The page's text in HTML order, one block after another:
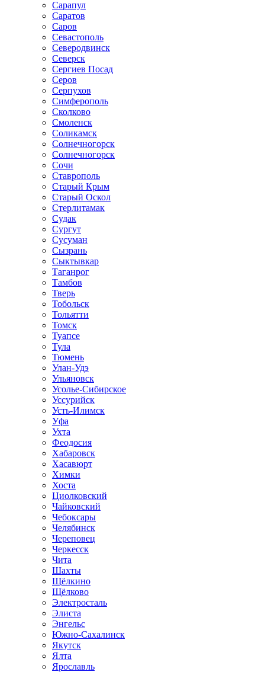
Сарапул
Саратов
Саров
Севастополь
Северодвинск
Северск
Сергиев Посад
Серов
Серпухов
Симферополь
Сколково
Смоленск
Соликамск
Солнечногорск
Солнечногорск
Сочи
Ставрополь
Старый Крым
Старый Оскол
Стерлитамак
Судак
Сургут
Сусуман
Сызрань
Сыктывкар
Таганрог
Тамбов
Тверь
Тобольск
Тольятти
Томск
Туапсе
Тула
Тюмень
Улан-Удэ
Ульяновск
Усолье-Сибирское
Уссурийск
Усть-Илимск
Уфа
Ухта
Феодосия
Хабаровск
Хасавюрт
Химки
Хоста
Циолковский
Чайковский
Чебоксары
Челябинск
Череповец
Черкесск
Чита
Шахты
Щёлкино
Щёлково
Электросталь
Элиста
Энгельс
Южно-Сахалинск
Якутск
Ялта
Ярославль